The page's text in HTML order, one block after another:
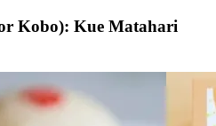
Kobo): Kue Matahari